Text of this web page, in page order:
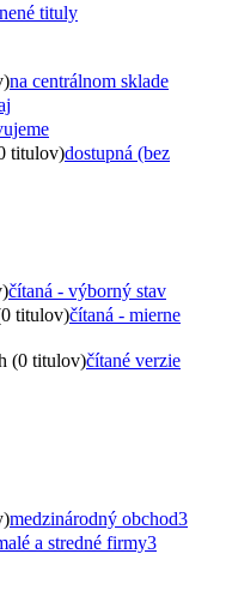
tituly
na centrálnom sklade
titulov)dostupná (bez
čítaná - výborný stav
titulov)čítaná - mierne
(0 titulov)čítané verzie
medzinárodný obchod3
a stredné firmy3